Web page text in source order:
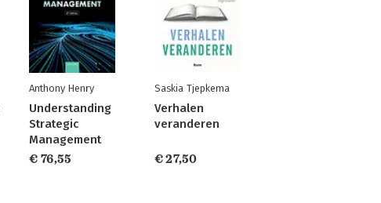
Anthony Henry
Understanding
Strategic
Management
€ 76,55
Saskia Tjepkema
Verhalen
veranderen
€ 27,50